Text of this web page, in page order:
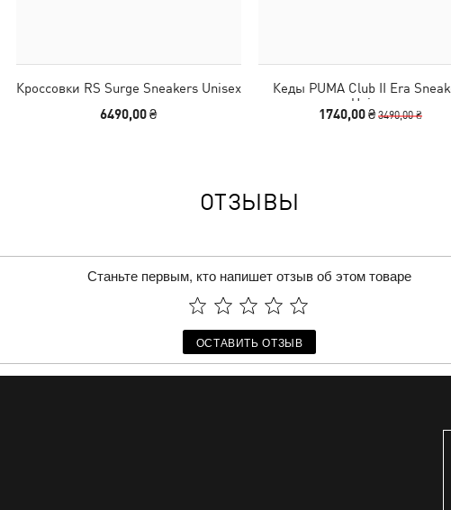
Кроссовки RS Surge Sneakers Unisex
6490,00 ₴
Кеды PUMA Club II Era
Unisex
1740,00 ₴3490,00 ₴
ОТЗЫВЫ
Станьте первым, кто напишет отзыв об этом товаре
ОСТАВИТЬ ОТЗЫВ